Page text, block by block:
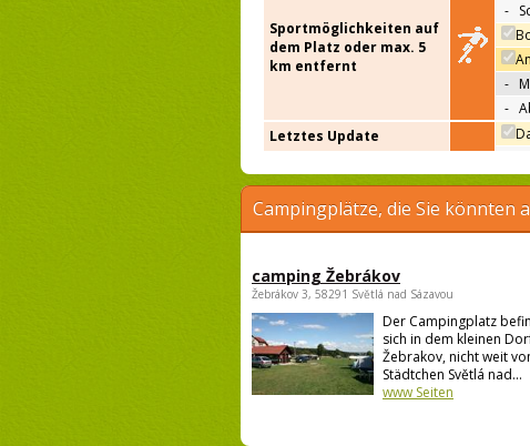
Sportmöglichkeiten auf
dem Platz oder max. 5
km entfernt
-
-
-
Letztes Update
Campingplätze, die Sie könnten
camping Žebrákov
Žebrákov 3, 58291 Světlá nad Sázavou
Der Campingplatz
sich in dem kleinen
Žebrakov, nicht weit
Städtchen Světlá nad...
www Seiten